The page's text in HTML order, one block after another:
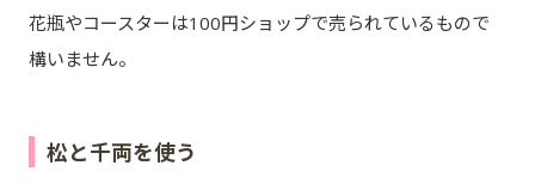
花瓶やコースターは100円ショップで売られているもので
構いません。
松と千両を使う